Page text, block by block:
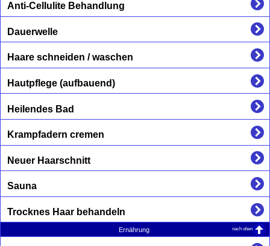
Anti-Cellulite Behandlung
Dauerwelle
Haare schneiden / waschen
Hautpflege (aufbauend)
Heilendes Bad
Krampfadern cremen
Neuer Haarschnitt
Sauna
Trocknes Haar behandeln
Ernährung nach oben